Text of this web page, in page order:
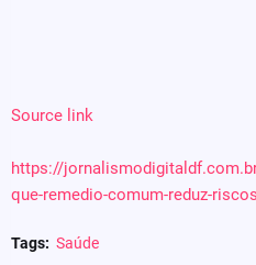
Source link
https://
que-remedio-comum-reduz-
Tags: Saúde